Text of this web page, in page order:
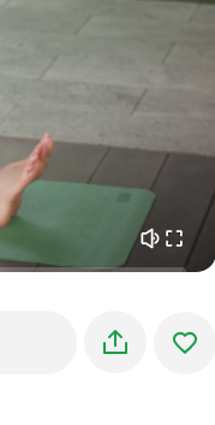
02:00
02:00